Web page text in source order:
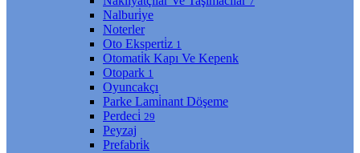
Nalburi̇ye
Noterler
Oto Eksperti̇z 1
Otomati̇k Kapı Ve Kepenk
Otopark 1
Oyuncakçı
Parke Lami̇nant Döşeme
Perdeci̇ 29
Peyzaj
Prefabri̇k